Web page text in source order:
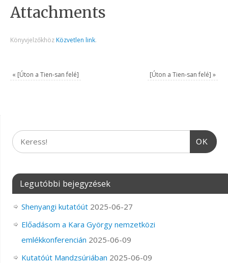
Attachments
Könyvjelzőkhöz Közvetlen link.
« [Úton a Tien-san felé] [Úton a Tien-san felé] »
OK
Legutóbbi bejegyzések
Shenyangi kutatóút 2025-06-27
Előadásom a Kara György nemzetközi
emlékkonferencián 2025-06-09
Kutatóút Mandzsúriában 2025-06-09